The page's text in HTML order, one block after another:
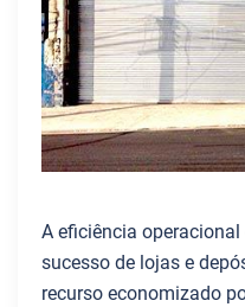
A eficiência
sucesso de lojas e
recurso economizado